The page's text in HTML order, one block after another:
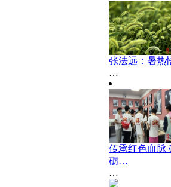
张法远：暑热
…
传承红色血脉
砺…
…